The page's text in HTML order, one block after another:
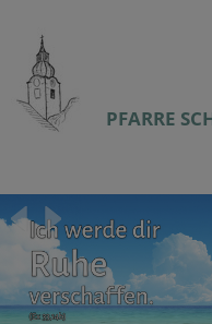
PFARRE